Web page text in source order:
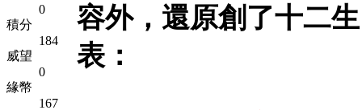
0
積分
184
威望
0
緣幣
167
容外，還原創了十二
表：